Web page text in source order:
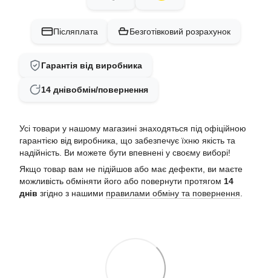
Післяплата Безготівковий розрахунок
Гарантія від виробника
14 днівобмін/повернення
Усі товари у нашому магазині знаходяться під офіційною
гарантією від виробника, що забезпечує їхню якість та
надійність. Ви можете бути впевнені у своєму виборі!
Якщо товар вам не підійшов або має дефекти, ви маєте
можливість обміняти його або повернути протягом 14
днів згідно з нашими правилами обміну та повернення